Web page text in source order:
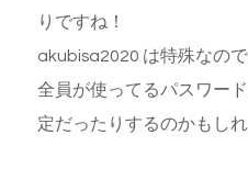
りですね！
akubisa2020 は特殊なの
全員が使ってるパスワー
定だったりするのかもしれ